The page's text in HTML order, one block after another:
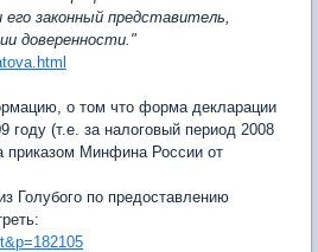
законный представитель,
доверенности."
о том что форма декларации
(т.е. за налоговый период 2008
приказом Минфина России от
Голубого по предоставлению